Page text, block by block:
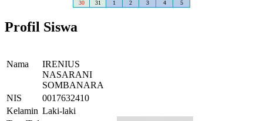
30
31 1 2 3 4 5
Profil Siswa
Nama
IRENIUS
NASARANI
SOMBANARA
NIS
0017632410
Kelamin Laki-laki